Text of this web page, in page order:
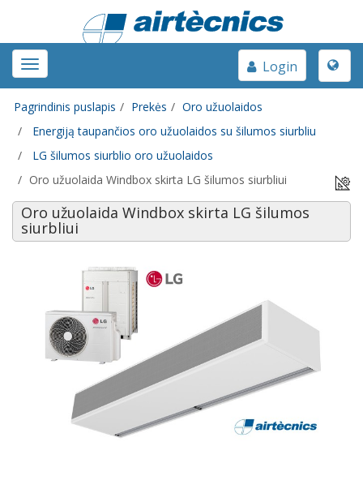
Toggle
navigation
Toggle
Login
Pagrindinis puslapis Prekės
Oro užuolaidos
Energiją taupančios oro užuolaidos su šilumos siurbliu
LG šilumos siurblio oro užuolaidos
Oro užuolaida Windbox skirta LG šilumos siurbliui
Oro užuolaida Windbox skirta LG šilumos
siurbliui